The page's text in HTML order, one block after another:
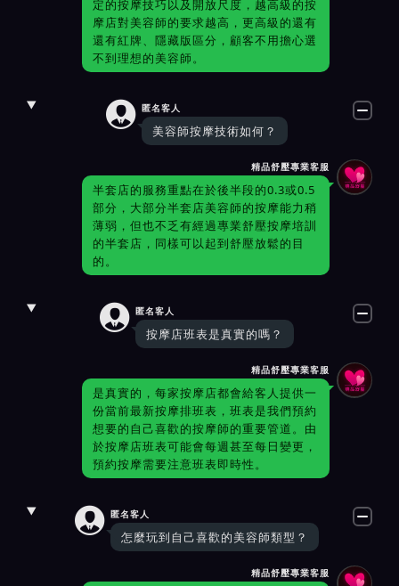
定的按摩技巧以及開放尺度，越高級的按
摩店對美容師的要求越高，更高級的還有
還有紅牌、隱藏版區分，顧客不用擔心選
不到理想的美容師。
 匿名客人
美容師按摩技術如何？
精品舒壓專業客服
半套店的服務重點在於後半段的0.3或0.5
部分，大部分半套店美容師的按摩能力稍
薄弱，但也不乏有經過專業舒壓按摩培訓
的半套店，同樣可以起到舒壓放鬆的目
的。
 匿名客人
按摩店班表是真實的嗎？
精品舒壓專業客服
是真實的，每家按摩店都會給客人提供一
份當前最新按摩排班表，班表是我們預約
想要的自己喜歡的按摩師的重要管道。由
於按摩店班表可能會每週甚至每日變更，
預約按摩需要注意班表即時性。
 匿名客人
怎麼玩到自己喜歡的美容師類型？
精品舒壓專業客服